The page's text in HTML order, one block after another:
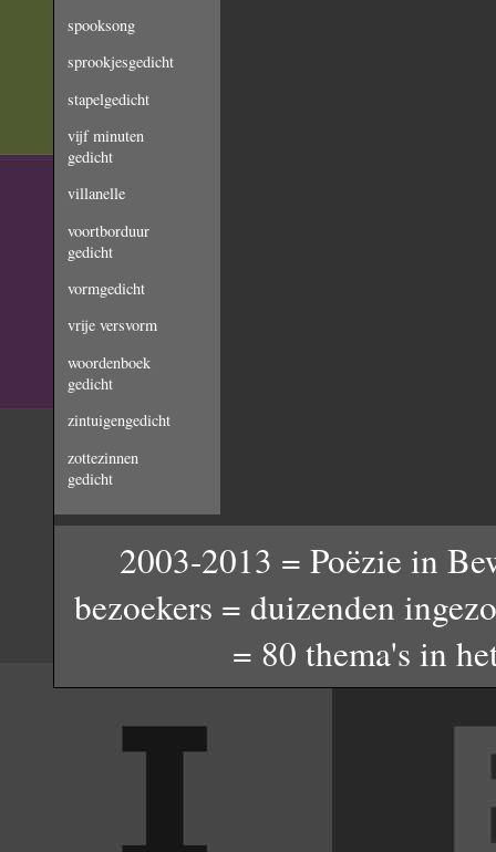
spooksong
sprookjesgedicht
stapelgedicht
vijf minuten
gedicht
villanelle
voortborduur
gedicht
vormgedicht
vrije versvorm
woordenboek
gedicht
zintuigengedicht
zottezinnen
gedicht
2003-2013 = Poëzie in
bezoekers = duizenden
= 80 thema's in